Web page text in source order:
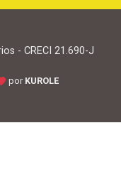
- CRECI 21.690-J
por KUROLE